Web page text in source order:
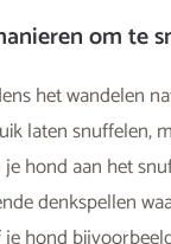
om te
het wandelen
laten snuffelen,
hond aan het
denkspellen